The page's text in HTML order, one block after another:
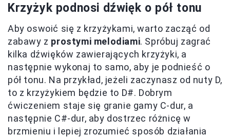
Krzyżyk podnosi dźwięk o pół tonu
Aby oswoić się z krzyżykami, warto zacząć od
zabawy z prostymi melodiami. Spróbuj zagrać
kilka dźwięków zawierających krzyżyki, a
następnie wykonaj to samo, aby je podnieść o
pół tonu. Na przykład, jeżeli zaczynasz od nuty D,
to z krzyżykiem będzie to D#. Dobrym
ćwiczeniem staje się granie gamy C-dur, a
następnie C#-dur, aby dostrzec różnicę w
brzmieniu i lepiej zrozumieć sposób działania